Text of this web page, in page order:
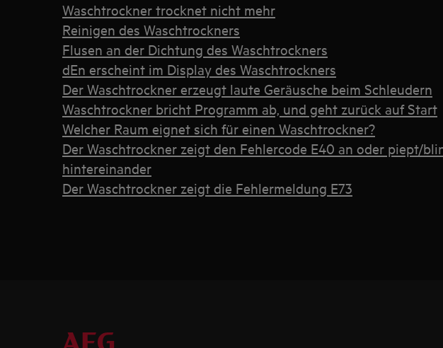
Waschtrockner trocknet nicht mehr
Reinigen des Waschtrockners
Flusen an der Dichtung des Waschtrockners
dEn erscheint im Display des Waschtrockners
Der Waschtrockner erzeugt laute Geräusche beim Schleudern
Waschtrockner bricht Programm ab, und geht zurück auf Start
Welcher Raum eignet sich für einen Waschtrockner?
Der Waschtrockner zeigt den Fehlercode E40 an oder piept/
hintereinander
Der Waschtrockner zeigt die Fehlermeldung E73